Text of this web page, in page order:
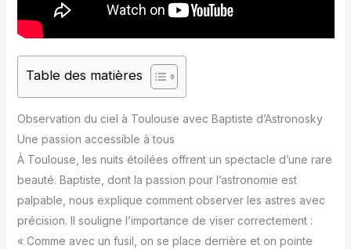
Table des matières
Observation du ciel à Toulouse avec Baptiste d’Astronosky
Une passion accessible à tous
À Toulouse, les nuits étoilées offrent un spectacle d’une rare
beauté. Baptiste, dont la passion pour l’astronomie est
palpable, nous explique comment observer les astres avec
précision. Il souligne l’importance de viser correctement :
« Comme avec un fusil, on se place derrière et on pointe